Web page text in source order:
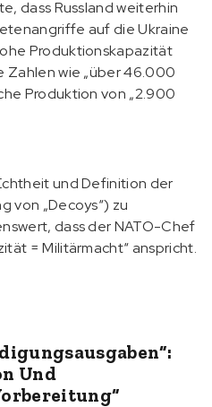
dass Russland weiterhin
auf die Ukraine
Produktionskapazität
Zahlen wie „über 46.000
Produktion von „2.900
und Definition der
von „Decoys“) zu
dass der NATO-Chef
= Militärmacht“ anspricht.
Und